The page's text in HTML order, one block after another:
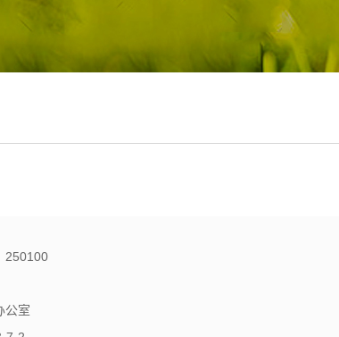
250100
办公室